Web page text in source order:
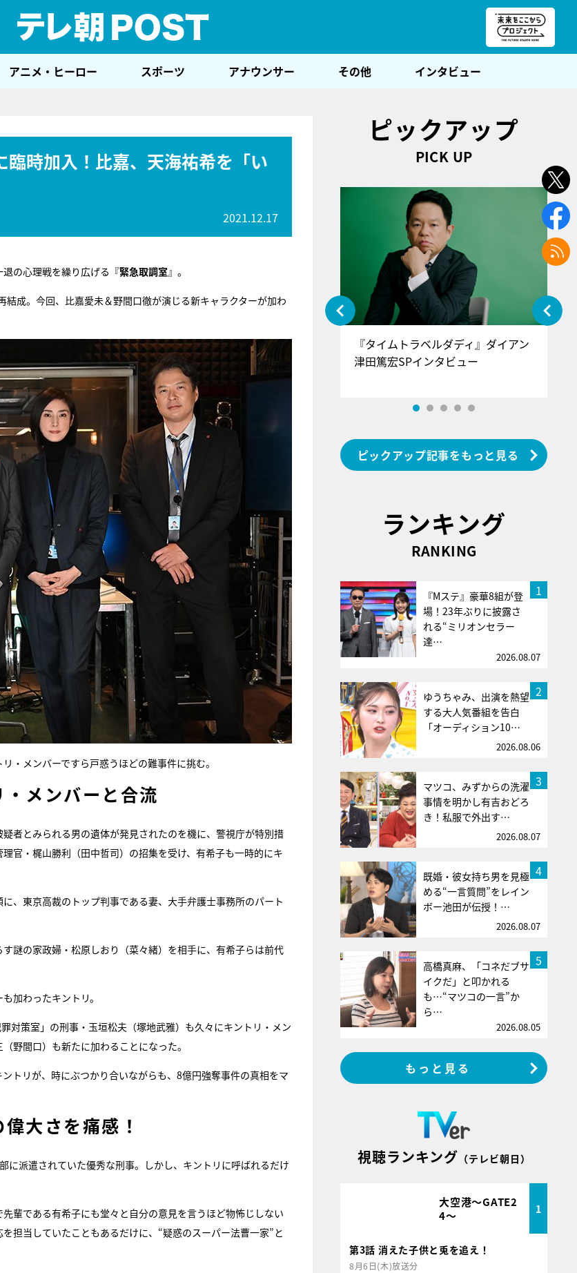
アニメ・ヒーロー スポーツ アナウンサー その他 インタビュー
時加入！比嘉、天海祐希を「い
2021.12.17
の心理戦を繰り広げる『緊急取調室』。
成。今回、比嘉愛未＆野間口徹が演じる新キャラクターが加わ
・メンバーですら戸惑うほどの難事件に挑む。
メンバーと合流
者とみられる男の遺体が発見されたのを機に、警視庁が特別措
官・梶山勝利（田中哲司）の招集を受け、有希子も一時的にキ
、東京高裁のトップ判事である妻、大手弁護士事務所のパート
謎の家政婦・松原しおり（菜々緒）を相手に、有希子らは前代
加わったキントリ。
対策室」の刑事・玉垣松夫（塚地武雅）も久々にキントリ・メン
野間口）も新たに加わることになった。
トリが、時にぶつかり合いながらも、8億円強奪事件の真相をマ
大さを痛感！
派遣されていた優秀な刑事。しかし、キントリに呼ばれるだけ
輩である有希子にも堂々と自分の意見を言うほど物怖じしない
担当していたこともあるだけに、“疑惑のスーパー法曹一家”と
ピックアップ
PICK UP
『アイ＝ラブ！げーみんぐ』＝LOV
E齋藤樹愛羅＆佐々木舞香SPインタ
ビュー
『タイムトラベルダディ』ダイアン
津田篤宏SPインタビュー
ピックアップ記事をもっと見る
ランキング
RANKING
1
『Mステ』豪華8組が登
場！23年ぶりに披露さ
れる“ミリオンセラー
達…
2026.08.07
2
ゆうちゃみ、出演を熱望
する大人気番組を告白
「オーディション10…
2026.08.06
3
マツコ、みずからの洗濯
事情を明かし有吉おどろ
き！私服で外出す…
2026.08.07
4
既婚・彼女持ち男を見極
める“一言質問”をレイン
ボー池田が伝授！…
2026.08.07
5
高橋真麻、「コネだブサ
イクだ」と叩かれる
も…“マツコの一言”か
ら…
2026.08.05
もっと見る
視聴ランキング （テレビ朝日）
大空港～GATE2
4～
1
第3話 消えた子供と兎を追え！
8月6日(木)放送分